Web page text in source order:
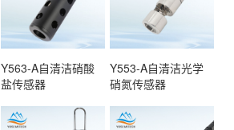
Y563-A自清洁硝酸
盐传感器
Y553-A自清洁光学
硝氮传感器